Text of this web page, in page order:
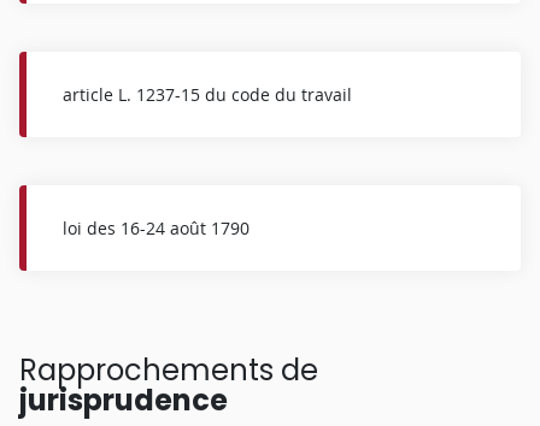
article L. 1237-15 du code du travail
loi des 16-24 août 1790
Rapprochements de
jurisprudence